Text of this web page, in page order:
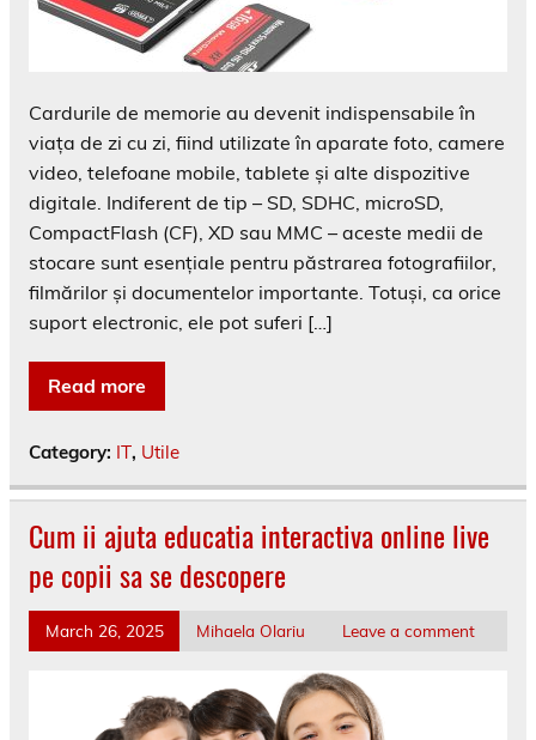
Cardurile de memorie au devenit indispensabile în
viața de zi cu zi, fiind utilizate în aparate foto, camere
video, telefoane mobile, tablete și alte dispozitive
digitale. Indiferent de tip – SD, SDHC, microSD,
CompactFlash (CF), XD sau MMC – aceste medii de
stocare sunt esențiale pentru păstrarea fotografiilor,
filmărilor și documentelor importante. Totuși, ca orice
suport electronic, ele pot suferi […]
Read more
Category: IT, Utile
Cum ii ajuta educatia interactiva online live
pe copii sa se descopere
March 26, 2025 Mihaela Olariu Leave a comment